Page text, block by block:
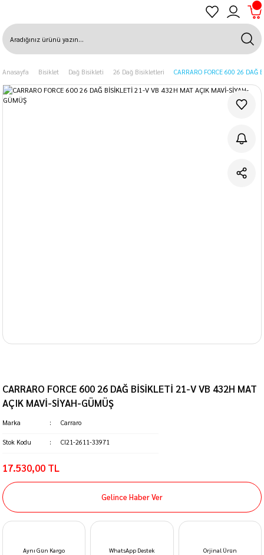
Anasayfa Bisiklet Dağ Bisikleti 26 Dağ Bisikletleri CARRARO FORCE 600 26
CARRARO FORCE 600 26 DAĞ BİSİKLETİ 21-V VB 432H MAT
AÇIK MAVİ-SİYAH-GÜMÜŞ
Marka Carraro
Stok Kodu CI21-2611-33971
17.530,00 TL
Gelince Haber Ver
Aynı Gün Kargo
WhatsApp Destek
Orjinal Ürün